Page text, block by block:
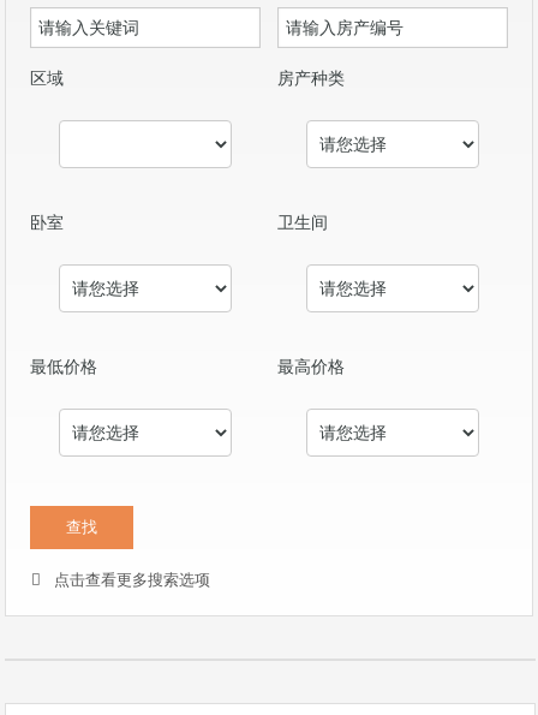
区域 房产种类
卧室 卫生间
最低价格 最高价格
点击查看更多搜索选项